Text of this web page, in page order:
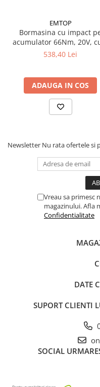
EMTOP
Bormasina cu impact
acumulator 66Nm, 20V,
acumulatori 2.0Ah si
538,40 Lei
ADAUGA IN COS
Newsletter Nu rata ofertele si
Vreau sa primesc
magazinului. Afla
Confidentialitate
DATE
SUPORT CLIENTI
SOCIAL